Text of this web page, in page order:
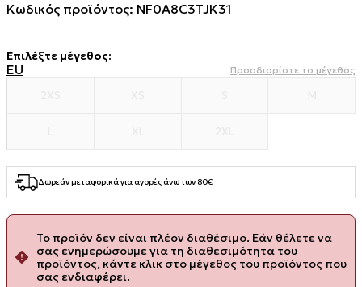
Κωδικός προϊόντος: NF0A8C3TJK31
Επιλέξτε μέγεθος:
EU Προσδιορίστε το μέγεθος
Δωρεάν μεταφορικά για αγορές άνω των 80€
Το προϊόν δεν είναι πλέον διαθέσιμο. Εάν θέλετε να
σας ενημερώσουμε για τη διαθεσιμότητα του
προϊόντος, κάντε κλικ στο μέγεθος του προϊόντος που
σας ενδιαφέρει.